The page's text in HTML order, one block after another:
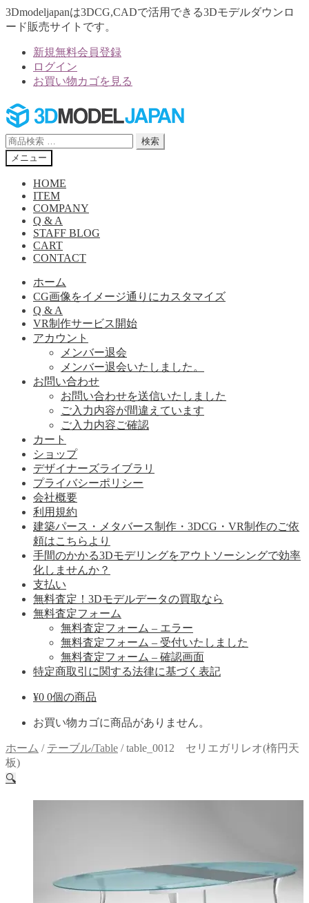
3Dmodeljapanは3DCG,CADで活用できる3Dモデルダウンロ
ード販売サイトです。
新規無料会員登録
ログイン
お買い物カゴを見る
ナ
ビ
ゲ
ー
シ
コ
ン
テ
ン
ツ
検
索
対
検索
メニュー
HOME
ITEM
COMPANY
Q & A
STAFF BLOG
CART
CONTACT
ホーム
CG画像をイメージ通りにカスタマイズ
Q & A
VR制作サービス開始
アカウント
メンバー退会
メンバー退会いたしました。
お問い合わせ
お問い合わせを送信いたしました
ご入力内容が間違えています
ご入力内容ご確認
カート
ショップ
デザイナーズライブラリ
プライバシーポリシー
会社概要
利用規約
建築パース・メタバース制作・3DCG・VR制作のご依
頼はこちらより
手間のかかる3Dモデリングをアウトソーシングで効率
化しませんか？
支払い
無料査定！3Dモデルデータの買取なら
無料査定フォーム
無料査定フォーム – エラー
無料査定フォーム – 受付いたしました
無料査定フォーム – 確認画面
特定商取引に関する法律に基づく表記
¥0 0個の商品
お買い物カゴに商品がありません。
ホーム / テーブル/Table /table_0012 セリエガリレオ(楕円天
板)
🔍